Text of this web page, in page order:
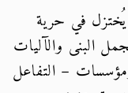
يُختزل في حرية
البنى والآليات
ومؤسسات – التفاعل